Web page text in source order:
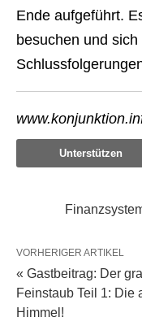
Ende aufgeführt.
besuchen und
Unterstützen
VORHERIGER ARTIKEL
« Gastbeitrag: Der
Feinstaub Teil 1: Die
Himmel!